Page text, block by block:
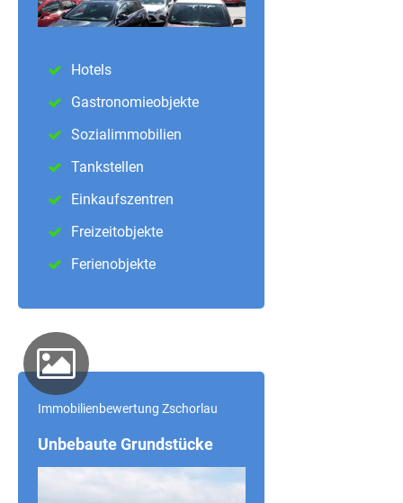
Hotels
Gastronomieobjekte
Sozialimmobilien
Tankstellen
Einkaufszentren
Freizeitobjekte
Ferienobjekte
Immobilienbewertung Zschorlau
Unbebaute Grundstücke